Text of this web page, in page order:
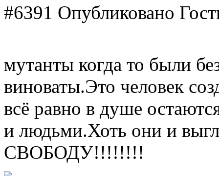
#6391 Опубликовано
мутанты когда то были
виноваты.Это человек
всё равно в душе
и людьми.Хоть они и
СВОБОДУ!!!!!!!!